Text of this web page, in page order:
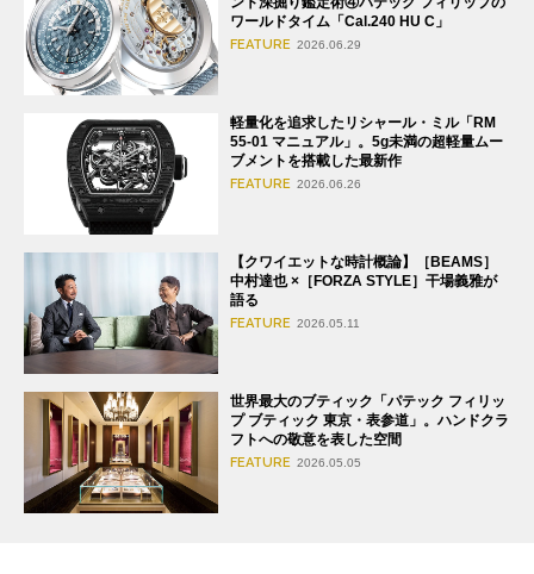
ワールドタイム「Cal.240 HU C」
FEATURE 2026.06.29
軽量化を追求したリシャール・ミル「RM
55-01 マニュアル」。5g未満の超軽量ムー
ブメントを搭載した最新作
FEATURE 2026.06.26
【クワイエットな時計概論】［BEAMS］
中村達也 ×［FORZA STYLE］干場義雅が
語る
FEATURE 2026.05.11
世界最大のブティック「パテック フィリッ
プ ブティック 東京・表参道」。ハンドクラ
フトへの敬意を表した空間
FEATURE 2026.05.05